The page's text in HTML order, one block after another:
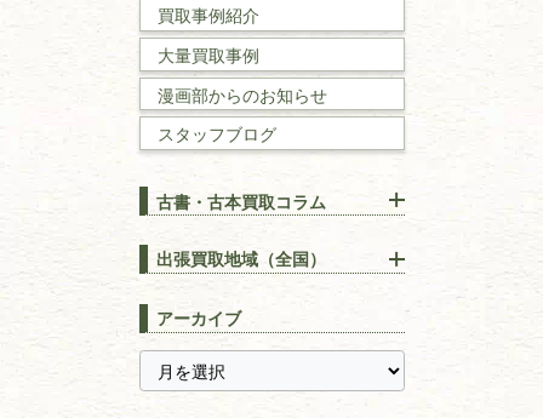
理工書
数学書・物理学書
建築書
漢方・鍼灸・東洋医学
易学・占い
スピリチュアル・
全集・
買取事例紹介
大量買取事例
漫画部からのお知らせ
スタッフブログ
古書・古本買取コラム
【出張買取】古本の大量買取
りOK！効率的に売る方法
長島書店の便利な買取サービ
ス
【持ち込み買取】店頭で簡単
に古本を売るメリットとは？
出張買取地域（全国）
千葉県
神奈川県
静岡県
アーカイブ